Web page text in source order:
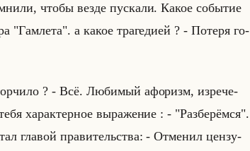
чтобы везде пус­ка­ли. Какое со­бы­тие
"Гам­ле­та". а какое тра­ге­ди­ей ? - По­те­ря го­
? - Всё. Лю­би­мый афо­ризм, из­ре­че­
ха­рак­тер­ное вы­ра­же­ние : - "Раз­бе­рём­ся".
гла­вой пра­ви­тельства: - От­ме­нил цен­зу­